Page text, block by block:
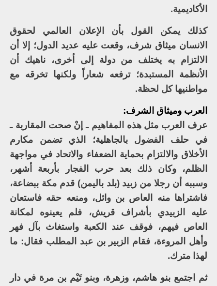
الأكاديمية.
كذلك يمكن القول بأن الإعلان العالمي لحقوق
الانسان ميثاق شرف، وقعت عليه عديد الدول؛ إلا أن
الالتزام به يختلف من دولة إلى أخرى، ناهيك أن
الأنظمة المستبدة؛ ترفعه شعاراً ولكنها تخرقه مع
مواطنيها كل لحظة.
العرب وميثاق الشرف:
عرف العرب مثل هذه المفاهيم ـ إنْ صحت المقاربة ـ
في حلف الفضول بالجاهلية؛ الذي تضمن مكارم
الأخلاق والالتزام بحماية الضعفاء والاتحاد في مواجهة
الظلم، وكان ذلك بعد حرب الفجار بأربعة أشهر،
وسببه أن رجلا من زبيد (بلد باليمن) قدم مكة ببضاعة،
فاشتراها منه العاص بن وائل، ومنعه حقه فاستعان
عليه الزبيدي بأشراف قريش، فلم يعينوه لمكانة
العاص فيهم، فوقف عند الكعبة واستغاث بآل فهر
وأهل المروءة، فقام الزبير بن عبد المطلب فقال: ما
لهذا مترك.
ثم اجتمع بنو هاشم، وزهرة، وبنو تَيْم بن مرة في دار